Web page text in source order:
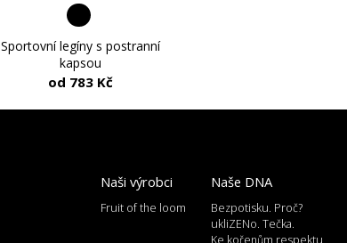
Sportovní legíny s postranní
kapsou
od 783 Kč
Naše DNA
Bezpotisku. Proč?
ukliZENo. Tečka.
Naši výrobci
Fruit of the loom